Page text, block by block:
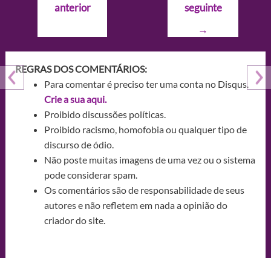
Postanterior
seguinte
→
REGRAS DOS COMENTÁRIOS:
Para comentar é preciso ter uma conta no Disqus.
Crie a sua aqui.
Proibido discussões políticas.
Proibido racismo, homofobia ou qualquer tipo de
discurso de ódio.
Não poste muitas imagens de uma vez ou o sistema
pode considerar spam.
Os comentários são de responsabilidade de seus
autores e não refletem em nada a opinião do
criador do site.